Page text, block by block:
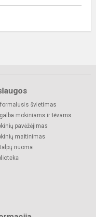
švietimas
mokiniams ir tėvams
pavėžėjimas
maitinimas
nuoma